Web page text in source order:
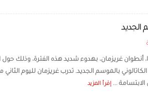
الجديد
غريزمان، بهدوء شديد هذه الفترة، وذلك حول
بالموسم الجديد. تدرب غريزمان لليوم الثاني
... إقرأ المزيد